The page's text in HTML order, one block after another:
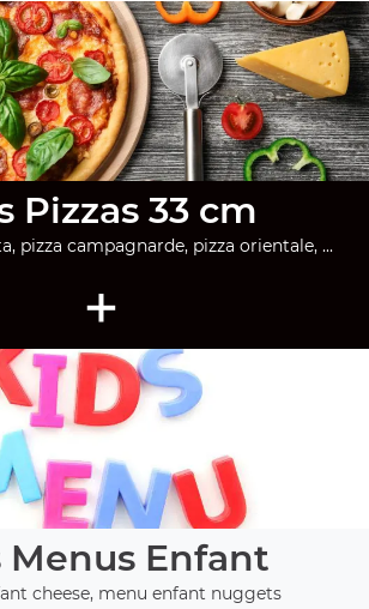
Pizzas 33 cm
pizza campagnarde, pizza orientale, ...
+
Menus Enfant
cheese, menu enfant nuggets